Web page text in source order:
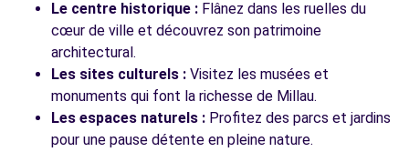
Le centre historique : Flânez dans les ruelles du
cœur de ville et découvrez son patrimoine
architectural.
Les sites culturels : Visitez les musées et
monuments qui font la richesse de Millau.
Les espaces naturels : Profitez des parcs et jardins
pour une pause détente en pleine nature.